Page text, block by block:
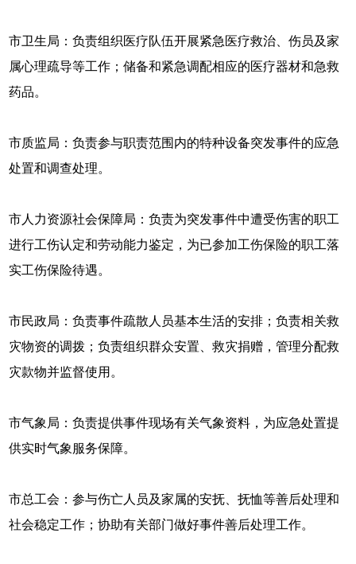
市卫生局：负责组织医疗队伍开展紧急医疗救治、伤员及家
属心理疏导等工作；储备和紧急调配相应的医疗器材和急救
药品。
市质监局：负责参与职责范围内的特种设备突发事件的应急
处置和调查处理。
市人力资源社会保障局：负责为突发事件中遭受伤害的职工
进行工伤认定和劳动能力鉴定，为已参加工伤保险的职工落
实工伤保险待遇。
市民政局：负责事件疏散人员基本生活的安排；负责相关救
灾物资的调拨；负责组织群众安置、救灾捐赠，管理分配救
灾款物并监督使用。
市气象局：负责提供事件现场有关气象资料，为应急处置提
供实时气象服务保障。
市总工会：参与伤亡人员及家属的安抚、抚恤等善后处理和
社会稳定工作；协助有关部门做好事件善后处理工作。